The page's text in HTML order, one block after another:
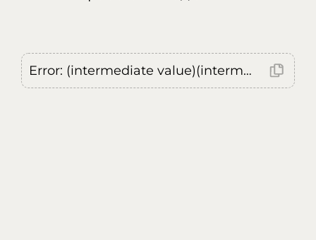
Error: (intermediate value)(intermediate value)(intermediate value).replaceAll is not a function